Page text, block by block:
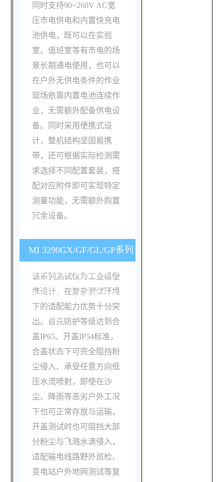
同时支持90~260V AC宽
压市电供电和内置快充电
池供电，既可以在实验
室、值班室等有市电的场
景长期通电使用，也可以
在户外无供电条件的作业
现场依靠内置电池连续作
业，无需额外配备供电设
备。同时采用便携式设
计，整机结构坚固易携
带，还可根据实际检测需
求选择不同配置套装，搭
配对应附件即可实现特定
测量功能，无需额外购置
冗余设备。
MI 3290GX/GF/GL/GP系列
测试仪的环境适配能力有
哪些优势，适合哪些复杂
测试场景？
该系列测试仪为工业级便
携设计，在复杂测试环境
下的适配能力优势十分突
出。首先防护等级达到合
盖IP65、开盖IP54标准，
合盖状态下可完全阻挡粉
尘侵入、承受任意方向低
压水流喷射，即使在沙
尘、降雨等恶劣户外工况
下也可正常存放与运输，
开盖测试时也可阻挡大部
分粉尘与飞溅水滴侵入，
适配输电线路野外巡检、
变电站户外地网测试等复